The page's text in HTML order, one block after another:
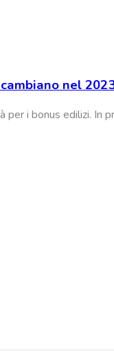
nel
i bonus edilizi. In